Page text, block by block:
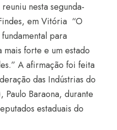
nesta segunda-
em Vitória “O
para
forte e um estado
A afirmação foi feita
das Indústrias do
Paulo Baraona, durante
estaduais do